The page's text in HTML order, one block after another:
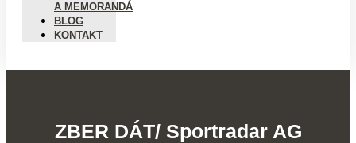
A MEMORANDÁ
BLOG
KONTAKT
ZBER DÁT/ Sportradar AG